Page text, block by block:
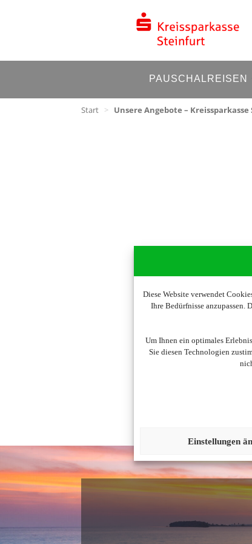
Diese Website verwendet
Ihre Bedürfnisse anzupassen.
Um Ihnen ein optimales
Sie diesen Technologien
Einstellungen
PAUSCHALREISEN
Start > Unsere Angebote –
Um diesen Inhalt